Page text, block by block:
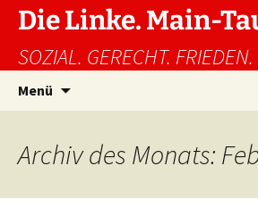
Zum
Inhalt
springen
Die Linke. Main-
SOZIAL. GERECHT.
Menü
Archiv des Monats: